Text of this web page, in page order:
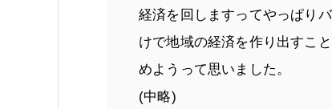
経済を回しますってやっぱり
けで地域の経済を作り出すこ
めようって思いました。
(中略)